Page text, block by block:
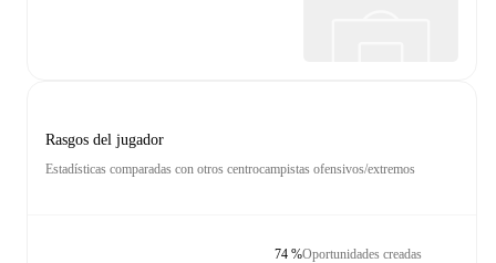
Rasgos del jugador
Estadísticas comparadas con otros centrocampistas ofensivos/extremos
Oportunidades creadas
74 %